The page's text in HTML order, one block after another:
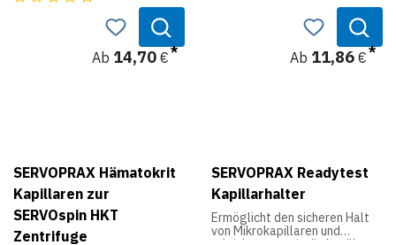
Ab 14,70€ Ab 11,86€
SERVOPRAX Hämatokrit
Kapillaren zur
SERVOspin HKT
Zentrifuge
SERVOPRAX Readytest
Kapillarhalter
Ermöglicht den sicheren Halt
von Mikrokapillaren und